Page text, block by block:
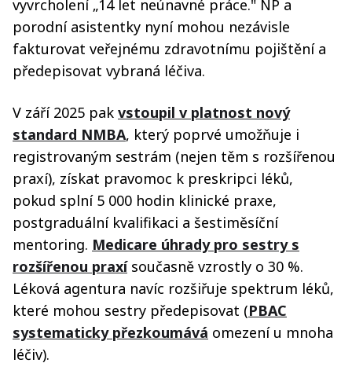
vyvrcholení „14 let neúnavné práce." NP a
porodní asistentky nyní mohou nezávisle
fakturovat veřejnému zdravotnímu pojištění a
předepisovat vybraná léčiva.
V září 2025 pak vstoupil v platnost nový
standard NMBA, který poprvé umožňuje i
registrovaným sestrám (nejen těm s rozšířenou
praxí), získat pravomoc k preskripci léků,
pokud splní 5 000 hodin klinické praxe,
postgraduální kvalifikaci a šestiměsíční
mentoring. Medicare úhrady pro sestry s
rozšířenou praxísoučasně vzrostly o 30 %.
Léková agentura navíc rozšiřuje spektrum léků,
které mohou sestry předepisovat (PBAC
systematicky přezkoumává omezení u mnoha
léčiv).